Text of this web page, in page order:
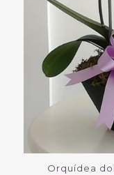
Orquídea